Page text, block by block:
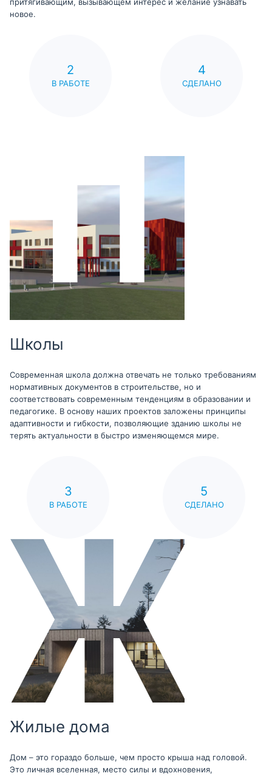
притягивающим, вызывающем интерес и желание узнавать
новое.
2
В РАБОТЕ
4
СДЕЛАНО
Школы
Современная школа должна отвечать не только требованиям
нормативных документов в строительстве, но и
соответствовать современным тенденциям в образовании и
педагогике. В основу наших проектов заложены принципы
адаптивности и гибкости, позволяющие зданию школы не
терять актуальности в быстро изменяющемся мире.
3
В РАБОТЕ
5
СДЕЛАНО
Жилые дома
Дом – это гораздо больше, чем просто крыша над головой.
Это личная вселенная, место силы и вдохновения,